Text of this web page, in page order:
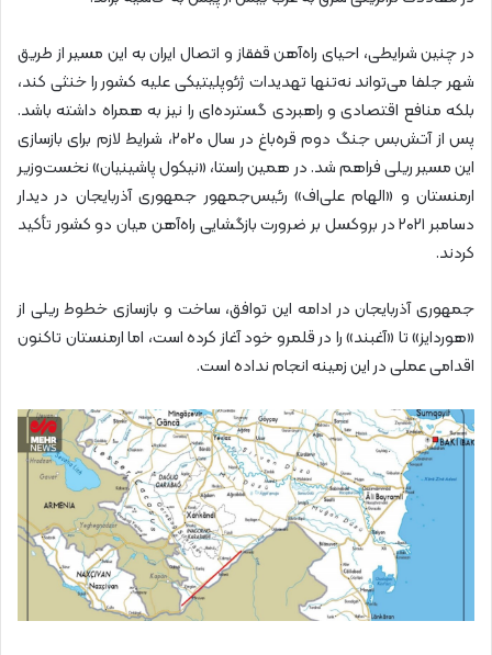
در چنین شرایطی، احیای راه‌آهن قفقاز و اتصال ایران به این مسیر از طریق
شهر جلفا می‌تواند نه‌تنها تهدیدات ژئوپلیتیکی علیه کشور را خنثی کند،
بلکه منافع اقتصادی و راهبردی گسترده‌ای را نیز به همراه داشته باشد.
پس از آتش‌بس جنگ دوم قره‌باغ در سال ۲۰۲۰، شرایط لازم برای بازسازی
این مسیر ریلی فراهم شد. در همین راستا، «نیکول پاشینیان» نخست‌وزیر
ارمنستان و «الهام علی‌اف» رئیس‌جمهور جمهوری آذربایجان در دیدار
دسامبر ۲۰۲۱ در بروکسل بر ضرورت بازگشایی راه‌آهن میان دو کشور تأکید
کردند.
جمهوری آذربایجان در ادامه این توافق، ساخت و بازسازی خطوط ریلی از
«هوردایز» تا «آغبند» را در قلمرو خود آغاز کرده است، اما ارمنستان تاکنون
اقدامی عملی در این زمینه انجام نداده است.